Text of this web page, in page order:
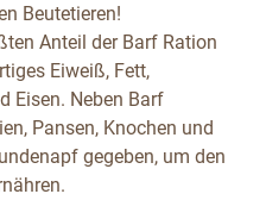
Beutetieren!
Anteil der Barf Ration
Eiweiß, Fett,
Eisen. Neben Barf
Pansen, Knochen und
gegeben, um den